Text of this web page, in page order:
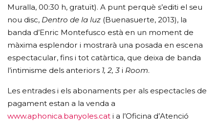
Muralla, 00:30 h, gratuït). A punt perquè s’editi el seu
nou disc, Dentro de la luz (Buenasuerte, 2013), la
banda d’Enric Montefusco està en un moment de
màxima esplendor i mostrarà una posada en escena
espectacular, fins i tot catàrtica, que deixa de banda
l’intimisme dels anteriors 1, 2, 3 i Room.
Les entrades i els abonaments per als espectacles de
pagament estan a la venda a
www.aphonica.banyoles.cati a l’Oficina d’Atenció